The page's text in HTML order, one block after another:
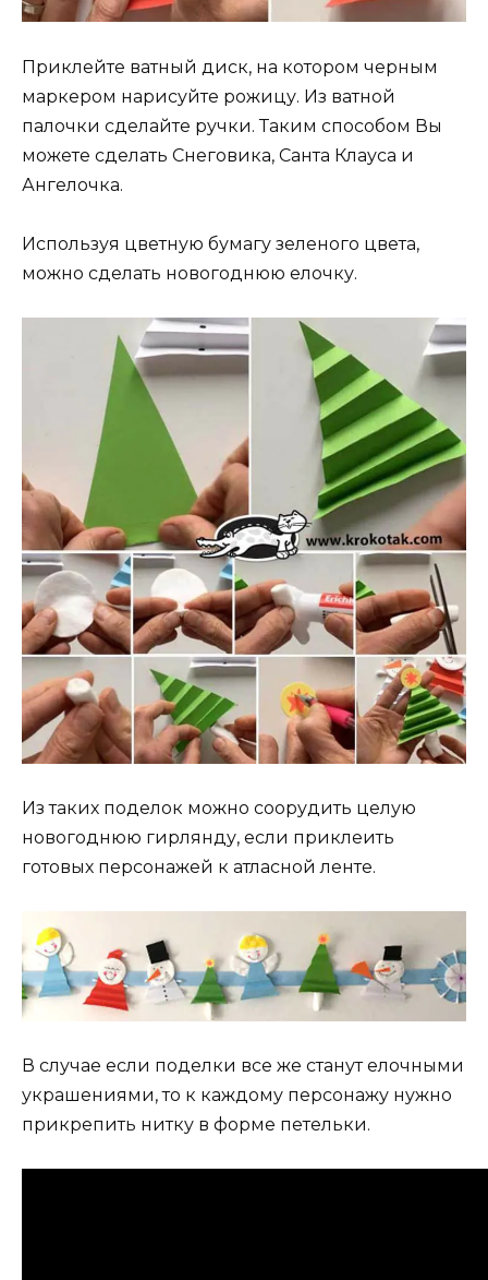
Приклейте ватный диск, на котором черным
маркером нарисуйте рожицу. Из ватной
палочки сделайте ручки. Таким способом Вы
можете сделать Снеговика, Санта Клауса и
Ангелочка.
Используя цветную бумагу зеленого цвета,
можно сделать новогоднюю елочку.
Из таких поделок можно соорудить целую
новогоднюю гирлянду, если приклеить
готовых персонажей к атласной ленте.
В случае если поделки все же станут елочными
украшениями, то к каждому персонажу нужно
прикрепить нитку в форме петельки.